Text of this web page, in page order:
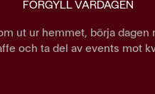
FÖRGYLL VARDAGEN
ut ur hemmet, börja dagen
och ta del av events mot